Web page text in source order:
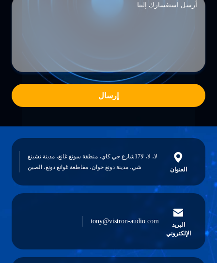
لا، لا، لا17شارع جي كاي، منطقة سونغ غانغ، مدينة تشينغ
شي، مدينة دونغ جوان، مقاطعة غوانغ دونغ، الصين
tony@vistron-audio.com